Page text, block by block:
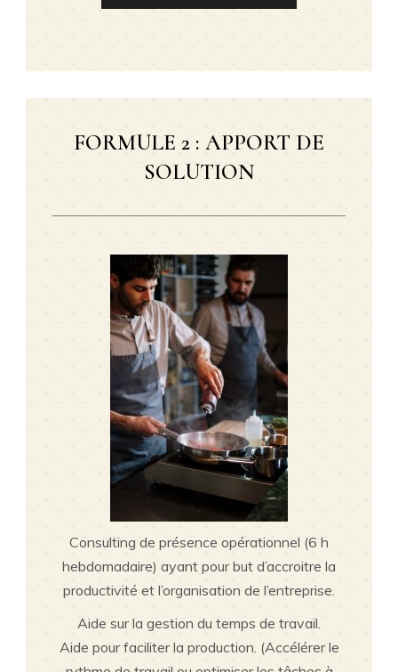
FORMULE 2 : APPORT DE
SOLUTION
Consulting de présence opérationnel (6 h
hebdomadaire) ayant pour but d’accroitre la
productivité et l’organisation de l’entreprise.
Aide sur la gestion du temps de travail.
Aide pour faciliter la production. (Accélérer le